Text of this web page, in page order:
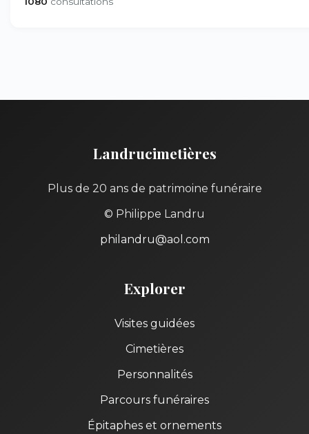
Landrucimetières
Plus de 20 ans de patrimoine funéraire
© Philippe Landru
philandru@aol.com
Explorer
Visites guidées
Cimetières
Personnalités
Parcours funéraires
Épitaphes et ornements